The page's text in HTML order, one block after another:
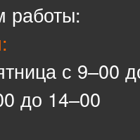
работы:
с 9–00
до 14–00